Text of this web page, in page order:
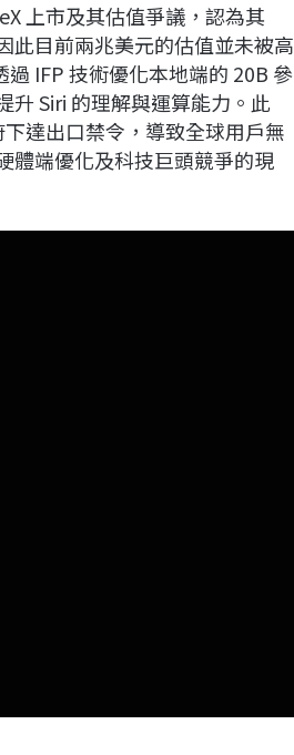
上市及其估值爭議，認為其
此目前兩兆美元的估值並未被高
IFP 技術優化本地端的 20B 參
升 Siri 的理解與運算能力。此
達出口禁令，導致全球用戶無
體端優化及科技巨頭競爭的現